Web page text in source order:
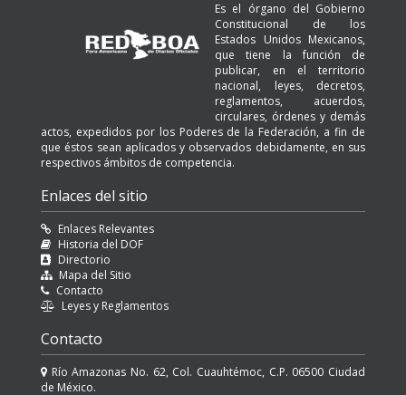
Es el órgano del Gobierno
Constitucional de los
Estados Unidos Mexicanos,
que tiene la función de
publicar, en el territorio
nacional, leyes, decretos,
reglamentos, acuerdos,
circulares, órdenes y demás
actos, expedidos por los Poderes de la Federación, a fin de
que éstos sean aplicados y observados debidamente, en sus
respectivos ámbitos de competencia.
Enlaces del sitio
Enlaces Relevantes
Historia del DOF
Directorio
Mapa del Sitio
Contacto
Leyes y Reglamentos
Contacto
Río Amazonas No. 62, Col. Cuauhtémoc, C.P. 06500 Ciudad
de México.